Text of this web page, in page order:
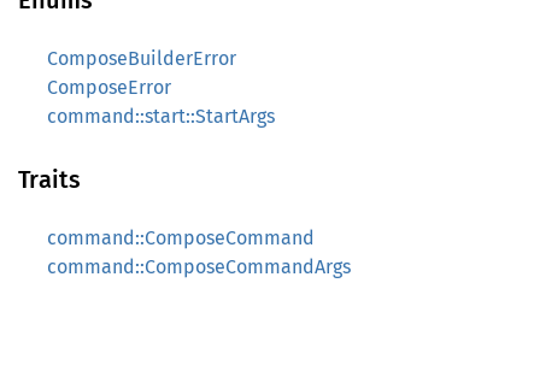
ComposeBuilderError
ComposeError
command::start::StartArgs
Traits
command::ComposeCommand
command::ComposeCommandArgs